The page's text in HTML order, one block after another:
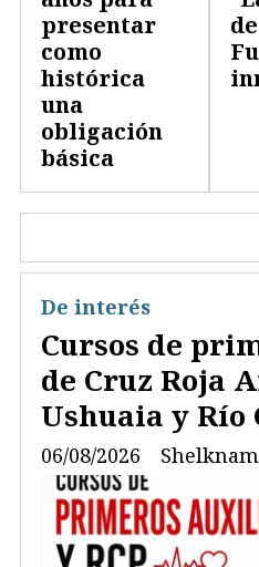
presentar
como
histórica
una
obligación
básica
Cursos de
de Cruz Roja
Ushuaia y Río
De interés
06/08/2026